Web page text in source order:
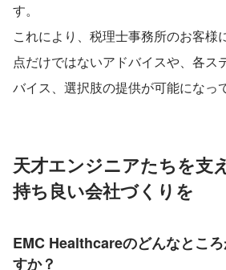
す。
これにより、税理士事務所のお客様
点だけではないアドバイスや、各ス
バイス、選択肢の提供が可能になっ
天才エンジニアたちを支
持ち良い会社づくりを
EMC Healthcareのどんなとこ
すか？